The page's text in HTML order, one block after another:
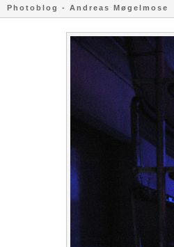
Photoblog - Andreas Møgelmose